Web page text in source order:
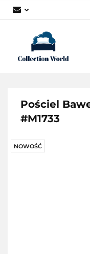
Pościel
#M1733
NOWOŚĆ